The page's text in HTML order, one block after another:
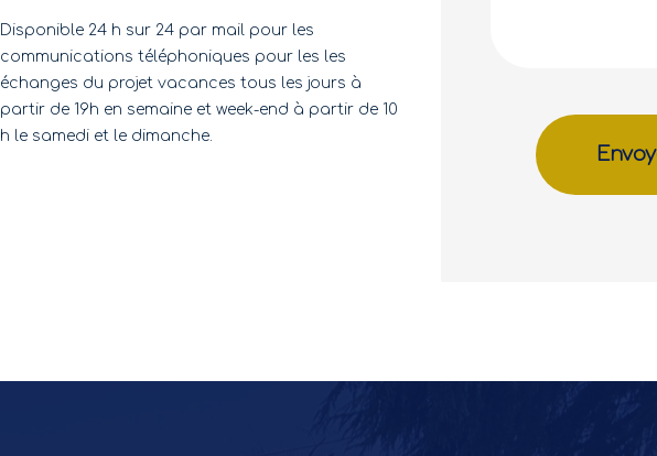
Disponible 24 h sur 24 par mail pour les
communications téléphoniques pour les les
échanges du projet vacances tous les jours à
partir de 19h en semaine et week-end à partir de 10
h le samedi et le dimanche.